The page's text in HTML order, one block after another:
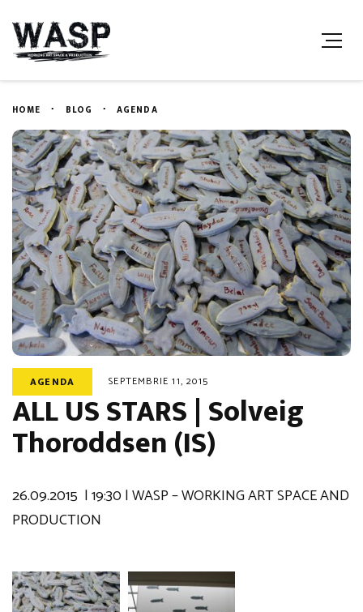
HOME BLOG AGENDA
AGENDA SEPTEMBRIE 11, 2015
ALL US STARS | Solveig
Thoroddsen (IS)
26.09.2015 | 19:30 | WASP – WORKING ART SPACE AND
PRODUCTION